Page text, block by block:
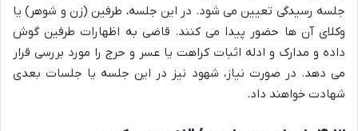
جلسه رسیدگی تعیین می شود. در این جلسه، طرفین (زن و شوهر) یا
وکلای آن ها حضور پیدا می کنند. قاضی به اظهارات طرفین گوش
داده و مدارک و ادله اثبات کراهت یا عسر و حرج را مورد بررسی قرار
می دهد. در صورت نیاز، شهود نیز در این جلسه یا جلسات بعدی
شهادت خواهند داد.